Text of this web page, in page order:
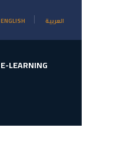
ENGLISH العربية
E-LEARNING